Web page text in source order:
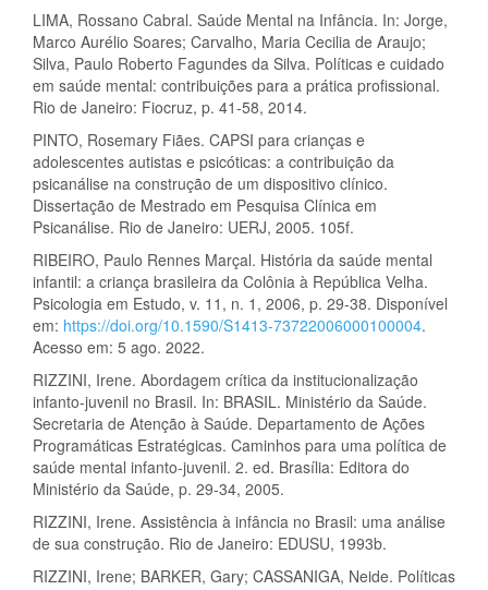
LIMA, Rossano Cabral. Saúde Mental na Infância. In: Jorge,
Marco Aurélio Soares; Carvalho, Maria Cecilia de Araujo;
Silva, Paulo Roberto Fagundes da Silva. Políticas e cuidado
em saúde mental: contribuições para a prática profissional.
Rio de Janeiro: Fiocruz, p. 41-58, 2014.
PINTO, Rosemary Fiães. CAPSI para crianças e
adolescentes autistas e psicóticas: a contribuição da
psicanálise na construção de um dispositivo clínico.
Dissertação de Mestrado em Pesquisa Clínica em
Psicanálise. Rio de Janeiro: UERJ, 2005. 105f.
RIBEIRO, Paulo Rennes Marçal. História da saúde mental
infantil: a criança brasileira da Colônia à República Velha.
Psicologia em Estudo, v. 11, n. 1, 2006, p. 29-38. Disponível
em: https://doi.org/10.1590/S1413-73722006000100004.
Acesso em: 5 ago. 2022.
RIZZINI, Irene. Abordagem crítica da institucionalização
infanto-juvenil no Brasil. In: BRASIL. Ministério da Saúde.
Secretaria de Atenção à Saúde. Departamento de Ações
Programáticas Estratégicas. Caminhos para uma política de
saúde mental infanto-juvenil. 2. ed. Brasília: Editora do
Ministério da Saúde, p. 29-34, 2005.
RIZZINI, Irene. Assistência à infância no Brasil: uma análise
de sua construção. Rio de Janeiro: EDUSU, 1993b.
RIZZINI, Irene; BARKER, Gary; CASSANIGA, Neide. Políticas